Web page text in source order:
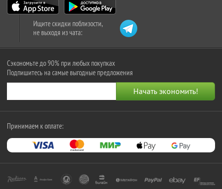
Ищите скидки поблизости,
не выходя из чата:
Сэкономьте до 90% при любых покупках
Подпишитесь на самые выгодные предложения
Принимаем к оплате: